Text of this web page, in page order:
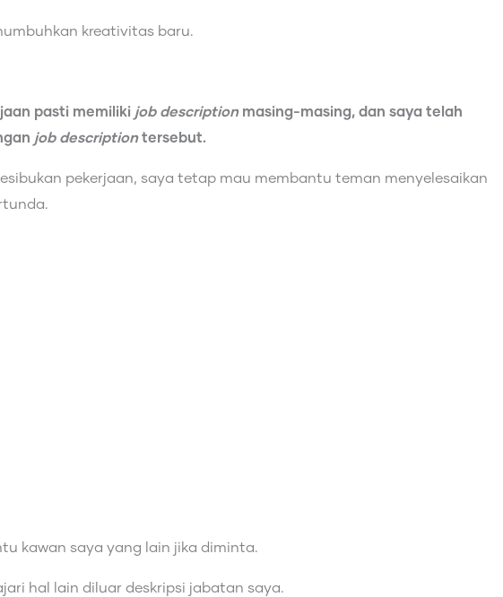
kreativitas baru.
pasti memiliki job descriptionmasing-masing, dan saya telah
job descriptiontersebut.
pekerjaan, saya tetap mau membantu teman menyelesaikan
kawan saya yang lain jika diminta.
hal lain diluar deskripsi jabatan saya.